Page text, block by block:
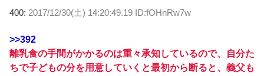
400: 2017/12/30(土) 14:20:49.19 ID:fOHnRw7w
>>392
離乳食の手間がかかるのは重々承知しているので、自分た
ちで子どもの分を用意していくと最初から断ると、義父も